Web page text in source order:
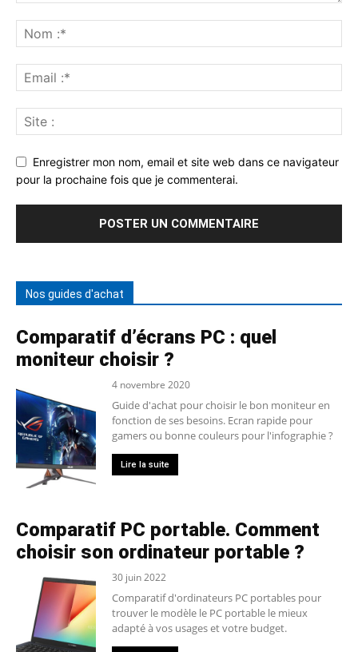
Enregistrer mon nom, email et site web dans ce navigateur
pour la prochaine fois que je commenterai.
Nos guides d'achat
Comparatif d’écrans PC : quel
moniteur choisir ?
4 novembre 2020
Guide d'achat pour choisir le bon moniteur en
fonction de ses besoins. Ecran rapide pour
gamers ou bonne couleurs pour l'infographie ?
Lire la suite
Comparatif PC portable. Comment
choisir son ordinateur portable ?
30 juin 2022
Comparatif d'ordinateurs PC portables pour
trouver le modèle le PC portable le mieux
adapté à vos usages et votre budget.